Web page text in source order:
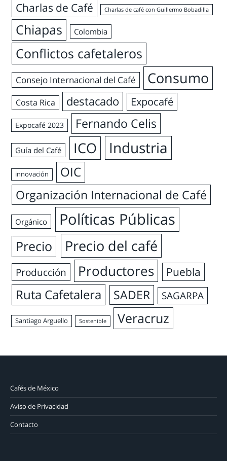
Charlas de Café Charlas de café con Guillermo Bobadilla
Chiapas Colombia
Conflictos cafetaleros
Consejo Internacional del Café Consumo
Costa Rica destacado Expocafé
Expocafé 2023 Fernando Celis
Guía del Café ICO Industria
innovación
OIC
Organización Internacional de Café
Orgánico Políticas Públicas
Precio Precio del café
Producción Productores Puebla
Ruta Cafetalera SADER SAGARPA
Santiago Arguello Sostenible Veracruz
Cafés de México
Aviso de Privacidad
Contacto